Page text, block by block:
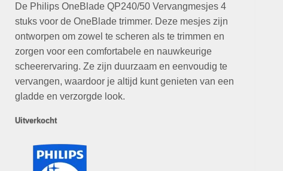
waarderingenwas:
€49,99.
is:
€34,95.
De Philips OneBlade QP240/50 Vervangmesjes 4
stuks voor de OneBlade trimmer. Deze mesjes zijn
ontworpen om zowel te scheren als te trimmen en
zorgen voor een comfortabele en nauwkeurige
scheerervaring. Ze zijn duurzaam en eenvoudig te
vervangen, waardoor je altijd kunt genieten van een
gladde en verzorgde look.
Uitverkocht